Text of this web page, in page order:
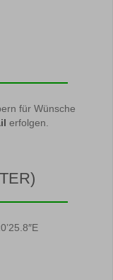
für Wünsche
erfolgen.